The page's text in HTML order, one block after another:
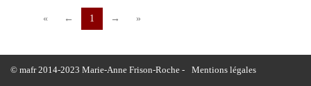
« ← 1 → »
© mafr 2014-2023 Marie-Anne Frison-Roche - Mentions légales